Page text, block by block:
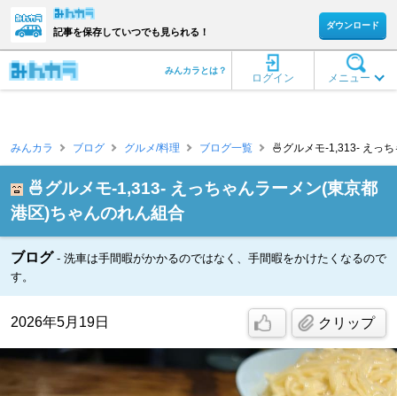
記事を保存していつでも見られる！
ダウンロード
メニュー
ログイン
みんカラとは？
みんカラ ブログ グルメ/料理 ブログ一覧 🍜グルメモ-1,313- えっ
🍜グルメモ-1,313- えっちゃんラーメン(東京都
港区)ちゃんのれん組合
ブログ
洗車は手間暇がかかるのではなく、手間暇をかけたくなるので
す。
2026年5月19日 クリップ